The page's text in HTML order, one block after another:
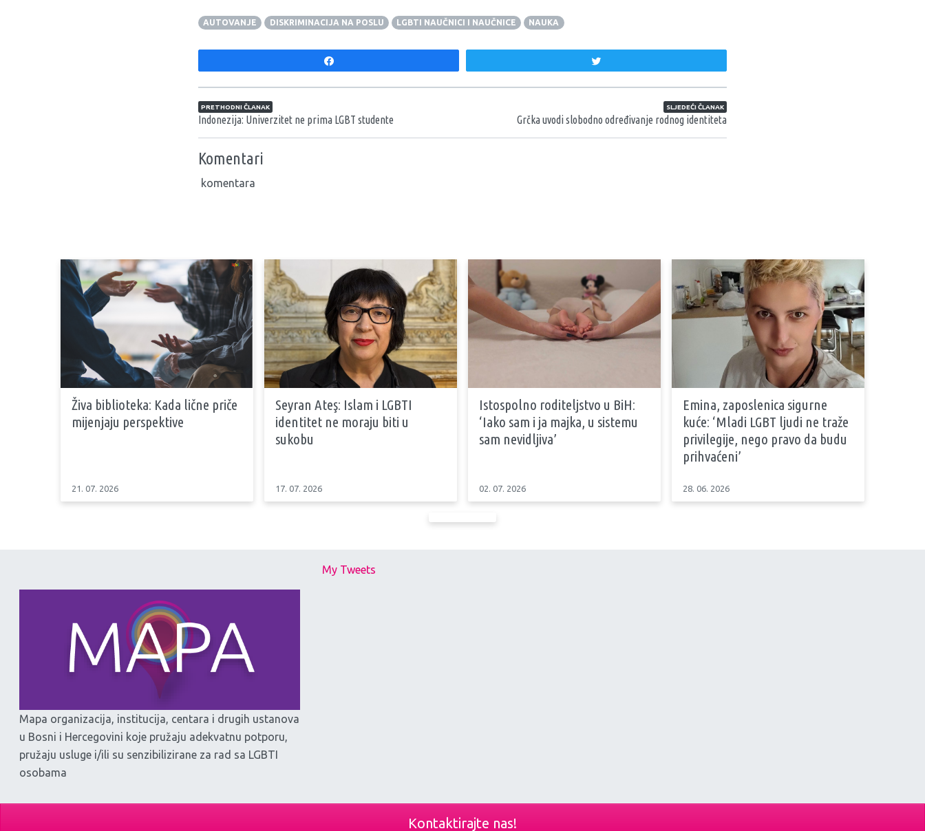
AUTOVANJE DISKRIMINACIJA NA POSLU LGBTI NAUČNICI I NAUČNICE NAUKA
Navigacija članaka
PRETHODNI ČLANAK
Indonezija: Univerzitet ne prima LGBT studente
SLJEDEĆI ČLANAK
Grčka uvodi slobodno određivanje rodnog identiteta
Komentari
komentara
Živa biblioteka: Kada lične priče
mijenjaju perspektive
21. 07. 2026
Seyran Ateş: Islam i LGBTI
identitet ne moraju biti u
sukobu
17. 07. 2026
Istospolno roditeljstvo u BiH:
‘Iako sam i ja majka, u sistemu
sam nevidljiva’
02. 07. 2026
Emina, zaposlenica sigurne
kuće: ‘Mladi LGBT ljudi ne traže
privilegije, nego pravo da budu
prihvaćeni’
28. 06. 2026
Mapa organizacija, institucija, centara i drugih ustanova
u Bosni i Hercegovini koje pružaju adekvatnu potporu,
pružaju usluge i/ili su senzibilizirane za rad sa LGBTI
osobama
My Tweets
Kontaktirajte nas!